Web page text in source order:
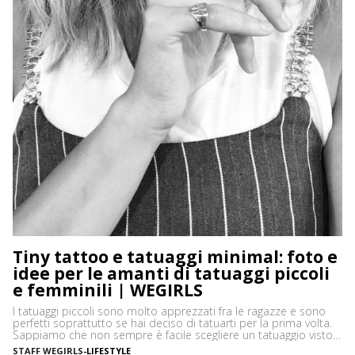
Tiny tattoo e tatuaggi minimal: foto e
idee per le amanti di tatuaggi piccoli
e femminili | WEGIRLS
I tatuaggi piccoli sono molto apprezzati fra le ragazze e sono
perfetti soprattutto se hai deciso di tatuarti per la prima volta.
Sappiamo che non sempre è facile scegliere un tatuaggio visto
che resterà per sempre sulla tua pelle diventando parte di te,
STAFF WEGIRLS-LIFESTYLE